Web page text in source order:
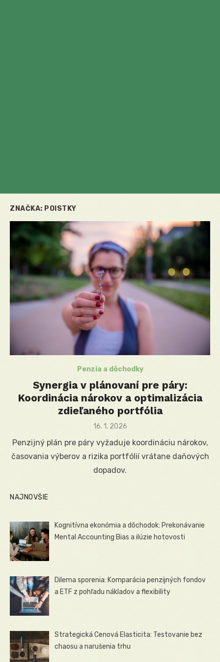
ZNAČKA: POISTKY
Penzia a dôchodky
Synergia v plánovaní pre páry:
Koordinácia nárokov a optimalizácia
zdieľaného portfólia
Posted
16. 1. 2026
Penzijný plán pre páry vyžaduje koordináciu nárokov,
časovania výberov a rizika portfólií vrátane daňových
dopadov.
NAJNOVŠIE
Kognitívna ekonómia a dôchodok: Prekonávanie
Mental Accounting Bias a ilúzie hotovosti
Dilema sporenia: Komparácia penzijných fondov
a ETF z pohľadu nákladov a flexibility
Strategická Cenová Elasticita: Testovanie bez
chaosu a narušenia trhu